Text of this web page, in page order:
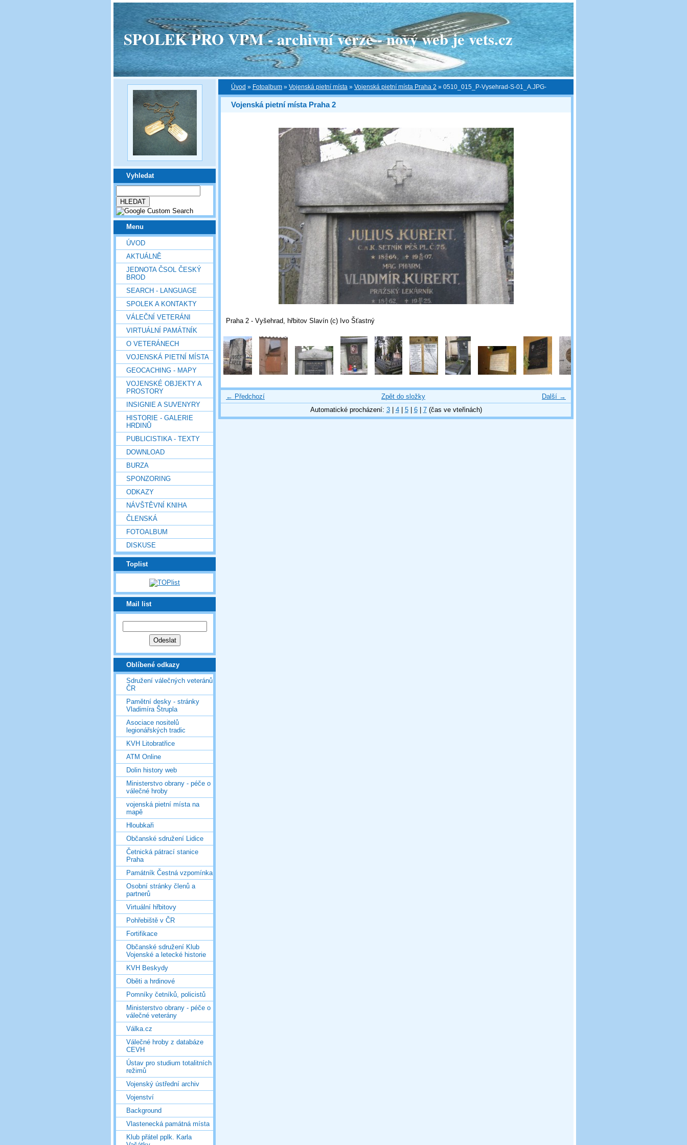
SPOLEK PRO VPM - archivní verze - nový web je vets.cz
Vyhledat
Menu
ÚVOD
AKTUÁLNĚ
JEDNOTA ČSOL ČESKÝ
BROD
SEARCH - LANGUAGE
SPOLEK A KONTAKTY
VÁLEČNÍ VETERÁNI
VIRTUÁLNÍ PAMÁTNÍK
O VETERÁNECH
VOJENSKÁ PIETNÍ MÍSTA
GEOCACHING - MAPY
VOJENSKÉ OBJEKTY A
PROSTORY
INSIGNIE A SUVENYRY
HISTORIE - GALERIE
HRDINŮ
PUBLICISTIKA - TEXTY
DOWNLOAD
BURZA
SPONZORING
ODKAZY
NÁVŠTĚVNÍ KNIHA
ČLENSKÁ
FOTOALBUM
DISKUSE
Toplist
Mail list
Oblíbené odkazy
Sdružení válečných veteránů
ČR
Pamětní desky - stránky
Vladimíra Štrupla
Asociace nositelů
legionářských tradic
KVH Litobratřice
ATM Online
Dolin history web
Ministerstvo obrany - péče o
válečné hroby
vojenská pietní místa na
mapě
Hloubkaři
Občanské sdružení Lidice
Četnická pátrací stanice
Praha
Památník Čestná vzpomínka
Osobní stránky členů a
partnerů
Virtuální hřbitovy
Pohřebiště v ČR
Fortifikace
Občanské sdružení Klub
Vojenské a letecké historie
KVH Beskydy
Oběti a hrdinové
Pomníky četníků, policistů
Ministerstvo obrany - péče o
válečné veterány
Válka.cz
Válečné hroby z databáze
CEVH
Ústav pro studium totalitních
režimů
Vojenský ústřední archiv
Vojenství
Background
Vlastenecká památná místa
Klub přátel pplk. Karla
Úvod » Fotoalbum » Vojenská pietní místa » Vojenská pietní místa Praha 2 » 0510_015_P-Vysehrad-S-01_A.JPG-
Vojenská pietní místa Praha 2
Praha 2 - Vyšehrad, hřbitov Slavín (c) Ivo Šťastný
← Předchozí Další →
Zpět do složky
Automatické procházení: 3| 4| 5| 6| 7(čas ve vteřinách)